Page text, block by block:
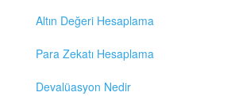
Altın Değeri Hesaplama
Para Zekatı Hesaplama
Devalüasyon Nedir